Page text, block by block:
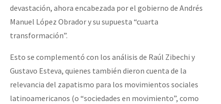
devastación, ahora encabezada por el gobierno de Andrés
Manuel López Obrador y su supuesta “cuarta
transformación”.
Esto se complementó con los análisis de Raúl Zibechi y
Gustavo Esteva, quienes también dieron cuenta de la
relevancia del zapatismo para los movimientos sociales
latinoamericanos (o “sociedades en movimiento”, como